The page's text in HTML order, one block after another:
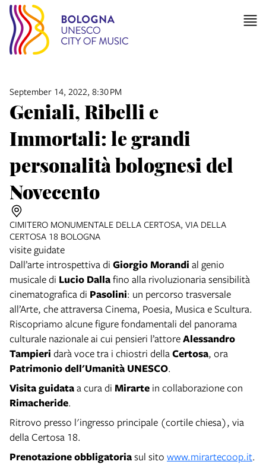
September 14, 2022, 8:30 PM
Geniali, Ribelli e
Immortali: le grandi
personalità bolognesi del
Novecento
CIMITERO MONUMENTALE DELLA CERTOSA, VIA DELLA
CERTOSA 18 BOLOGNA
visite guidate
Dall’arte introspettiva di Giorgio Morandi al genio
musicale di Lucio Dallafino alla rivoluzionaria sensibilità
cinematografica di Pasolini: un percorso trasversale
all’Arte, che attraversa Cinema, Poesia, Musica e Scultura.
Riscopriamo alcune figure fondamentali del panorama
culturale nazionale ai cui pensieri l’attoreAlessandro
Tampieri darà voce tra i chiostri della Certosa, ora
Patrimonio dell'Umanità UNESCO.
Visita guidataa cura di Mirarte in collaborazione con
Rimacheride.
Ritrovo presso l'ingresso principale (cortile chiesa), via
della Certosa 18.
Prenotazione obbligatoriasul sito www.mirartecoop.it.